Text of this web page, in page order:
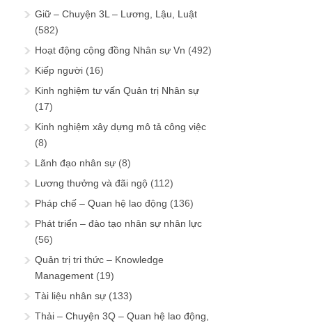
Giữ – Chuyện 3L – Lương, Lậu, Luật
(582)
Hoạt động cộng đồng Nhân sự Vn (492)
Kiếp người (16)
Kinh nghiệm tư vấn Quản trị Nhân sự
(17)
Kinh nghiệm xây dựng mô tả công việc
(8)
Lãnh đạo nhân sự (8)
Lương thưởng và đãi ngộ (112)
Pháp chế – Quan hệ lao động (136)
Phát triển – đào tạo nhân sự nhân lực
(56)
Quản trị tri thức – Knowledge
Management (19)
Tài liệu nhân sự (133)
Thải – Chuyện 3Q – Quan hệ lao động,